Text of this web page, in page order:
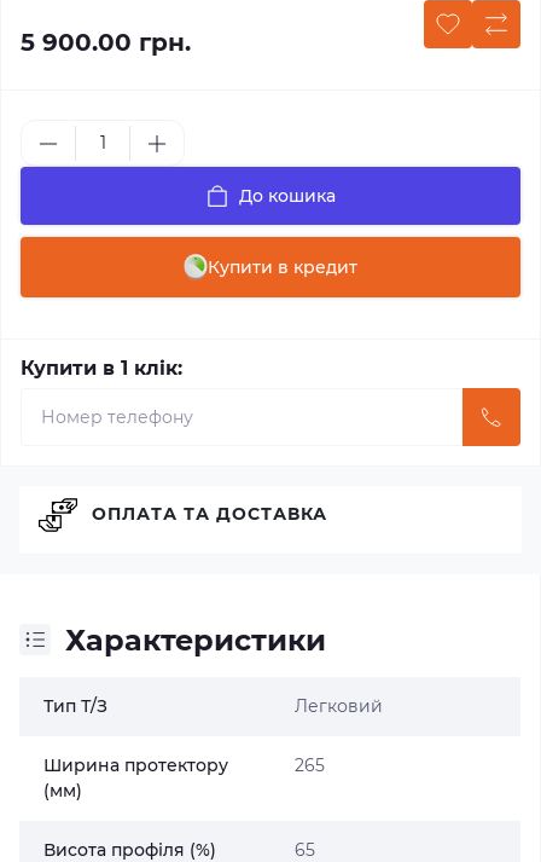
5 900.00 грн.
До кошика
Купити в кредит
Купити в 1 клік:
Характеристики
Тип Т/З Легковий
Ширина протектору
(мм)
265
Висота профіля (%) 65
ОПЛАТА ТА ДОСТАВКА